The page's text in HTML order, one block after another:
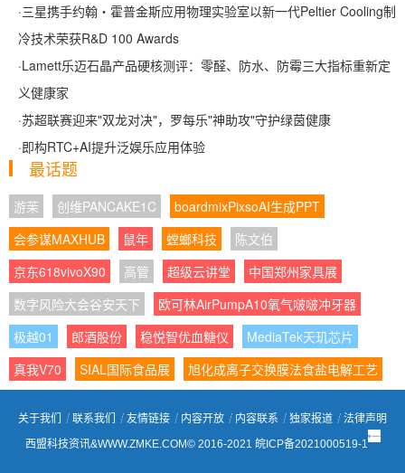
·三星携手约翰・霍普金斯应用物理实验室以新一代Peltier Cooling制
冷技术荣获R&D 100 Awards
·Lamett乐迈石晶产品硬核测评：零醛、防水、防霉三大指标重新定
义健康家
·苏超联赛迎来"双龙对决"，罗每乐"神助攻"守护绿茵健康
·即构RTC+AI提升泛娱乐应用体验
最话题
游茉 创维PANCAKE1C
boardmixPixsoAI生成PPT
会参谋MAXHUB
鼠年 螳螂科技
陈文伯
京东618vivoX90
高管 超级云讲堂
中国郑州家具展
数字风险大会谷安天下
欧可林AirPumpA10氧气啵啵冲牙器
极越01
郎酒股份 稳悦智优血糖仪
MediaTek天玑芯片
真我V70
SIAL国际食品展 旭化成离子交换膜法食盐电解工艺
关于我们 ┊ 联系我们 ┊ 友情链接 ┊ 内容开放 ┊ 内容联系 ┊ 独家报道 ┊ 法律声明
西盟科技资讯&WWW.ZMKE.COM© 2016-2021 皖ICP备2021000519-1